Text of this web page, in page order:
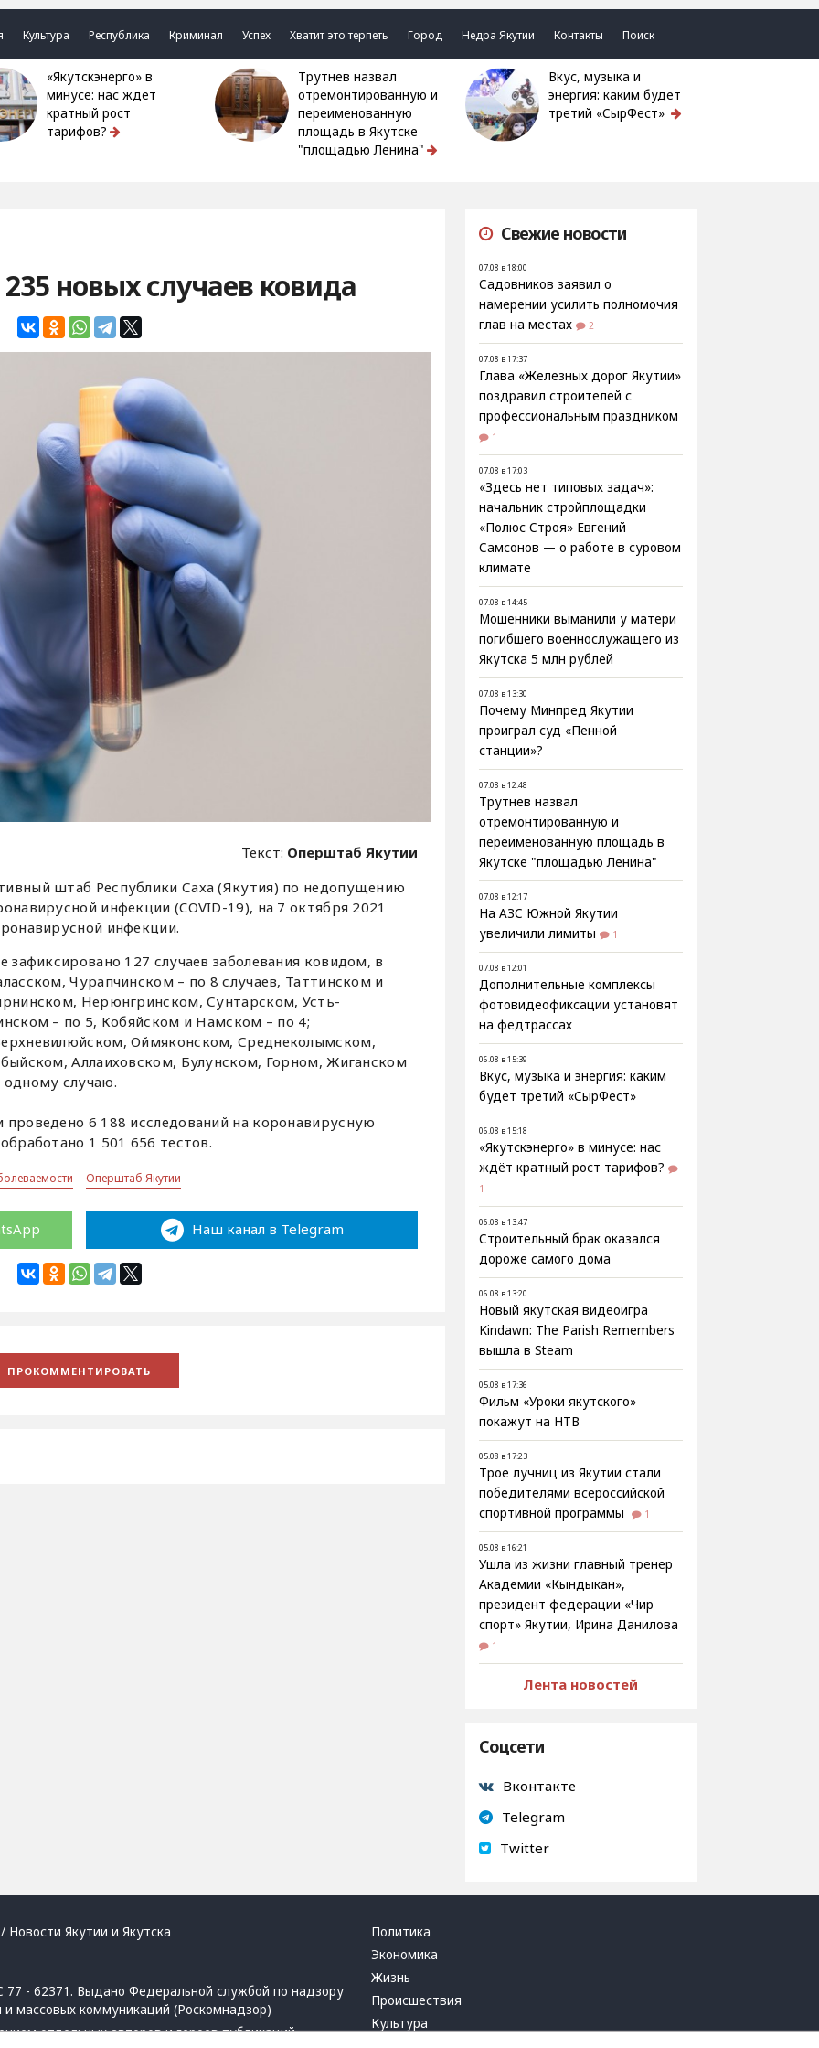
Культура Республика Криминал Успех Хватит это терпеть Город Недра Якутии Контакты Поиск
«Якутскэнерго» в
минусе: нас ждёт
кратный рост
тарифов?
Трутнев назвал
отремонтированную и
переименованную
площадь в Якутске
"площадью Ленина"
Вкус, музыка и
энергия: каким будет
третий «СырФест»
новых случаев ковида
Текст: Оперштаб Якутии
штаб Республики Саха (Якутия) по недопущению
инфекции (COVID-19), на 7 октября 2021
инфекции.
зафиксировано 127 случаев заболевания ковидом, в
Чурапчинском – по 8 случаев, Таттинском и
Нерюнгринском, Сунтарском, Усть-
– по 5, Кобяйском и Намском – по 4;
Оймяконском, Среднеколымском,
Аллаиховском, Булунском, Горном, Жиганском
одному случаю.
6 188 исследований на коронавирусную
1 501 656 тестов.
Оперштаб Якутии
Наш канал в Telegram
Свежие новости
07.08 в 18:00
Садовников заявил о
намерении усилить полномочия
глав на местах
2
07.08 в 17:37
Глава «Железных дорог Якутии»
поздравил строителей с
профессиональным праздником
1
07.08 в 17:03
«Здесь нет типовых задач»:
начальник стройплощадки
«Полюс Строя» Евгений
Самсонов — о работе в суровом
климате
07.08 в 14:45
Мошенники выманили у матери
погибшего военнослужащего из
Якутска 5 млн рублей
07.08 в 13:30
Почему Минпред Якутии
проиграл суд «Пенной
станции»?
07.08 в 12:48
Трутнев назвал
отремонтированную и
переименованную площадь в
Якутске "площадью Ленина"
07.08 в 12:17
На АЗС Южной Якутии
увеличили лимиты
1
07.08 в 12:01
Дополнительные комплексы
фотовидеофиксации установят
на федтрассах
06.08 в 15:39
Вкус, музыка и энергия: каким
будет третий «СырФест»
06.08 в 15:18
«Якутскэнерго» в минусе: нас
ждёт кратный рост тарифов?
1
06.08 в 13:47
Строительный брак оказался
дороже самого дома
06.08 в 13:20
Новый якутская видеоигра
Kindawn: The Parish Remembers
вышла в Steam
05.08 в 17:36
Фильм «Уроки якутского»
покажут на НТВ
05.08 в 17:23
Трое лучниц из Якутии стали
победителями всероссийской
спортивной программы
1
05.08 в 16:21
Ушла из жизни главный тренер
Академии «Кындыкан»,
президент федерации «Чир
спорт» Якутии, Ирина Данилова
1
Лента новостей
Соцсети
Вконтакте
Telegram
Twitter
Якутии и Якутска
- 62371. Выдано Федеральной службой по надзору
массовых коммуникаций (Роскомнадзор)
отдельных авторов и героев публикаций.
Политика
Экономика
Жизнь
Происшествия
Культура